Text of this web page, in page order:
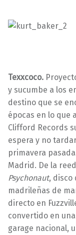
Texxcoco.
y sucumbe a los
destino que se
épocas en lo que
Clifford Records
espera y no
primavera
Madrid. De la
Psychonaut, disco
madrileñas de
directo en
convertido en
garage nacional,